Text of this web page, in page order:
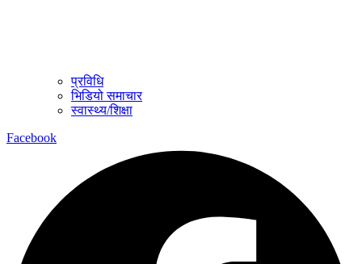
प्रविधि
भिडियो समाचार
स्वास्थ्य/शिक्षा
Facebook